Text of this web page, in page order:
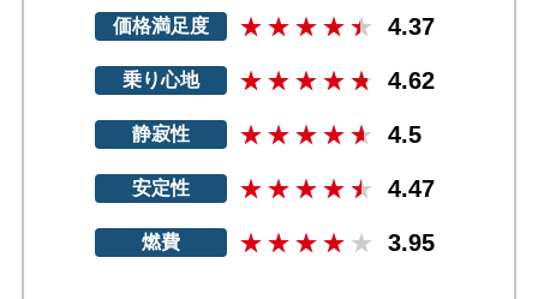
価格満足度 4.37
乗り心地 4.62
静寂性 4.5
安定性 4.47
燃費 3.95